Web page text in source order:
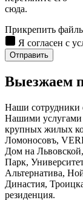
сюда.
Прикрепить
Я согласен с
Отправить
Выезжаем
Наши сотрудники
Нашими услугами
крупных жилых
Ломоносовъ,
Дом на
Парк,
Альтернатива,
Династия,
резиденция.